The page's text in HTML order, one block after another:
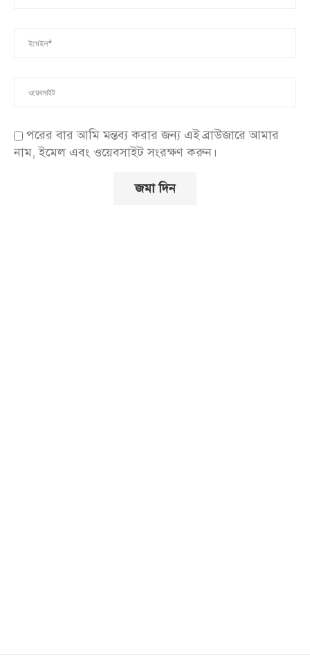
পরের বার আমি মন্তব্য করার জন্য এই ব্রাউজারে আমার
নাম, ইমেল এবং ওয়েবসাইট সংরক্ষণ করুন।